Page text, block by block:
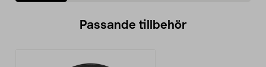
Passande tillbehör